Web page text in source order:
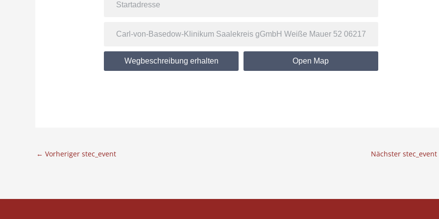
Wegbeschreibung erhalten Open Map
← Vorheriger stec_event Nächster stec_event